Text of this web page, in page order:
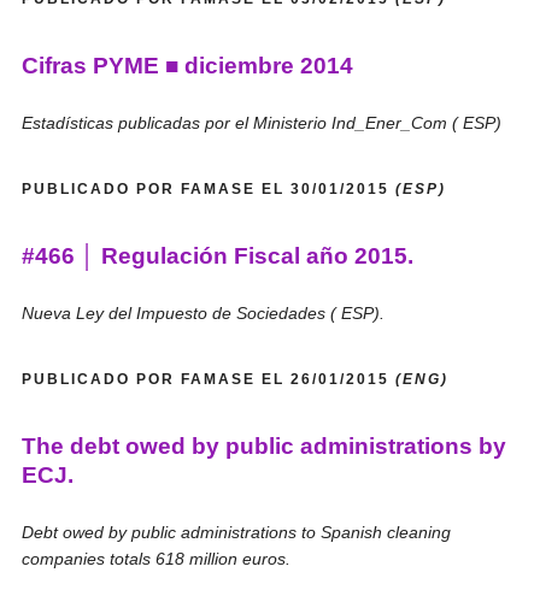
Cifras PYME ■ diciembre 2014
Estadísticas publicadas por el Ministerio Ind_Ener_Com ( ESP)
PUBLICADO POR FAMASE EL 30/01/2015 (ESP)
#466 │ Regulación Fiscal año 2015.
Nueva Ley del Impuesto de Sociedades ( ESP).
PUBLICADO POR FAMASE EL 26/01/2015 (ENG)
The debt owed by public administrations by
ECJ.
Debt owed by public administrations to Spanish cleaning
companies totals 618 million euros.